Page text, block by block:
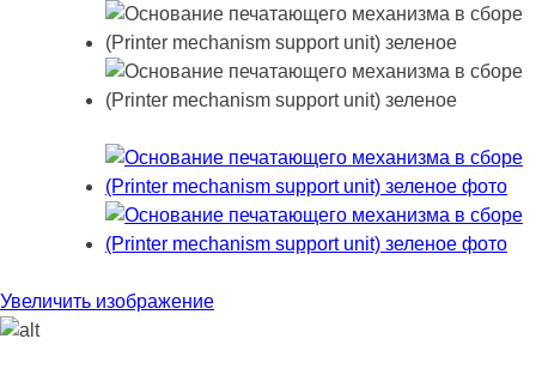
Увеличить изображение